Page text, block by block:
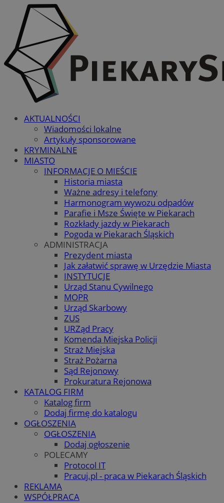
AKTUALNOŚCI
Wiadomości lokalne
Artykuły sponsorowane
KRYMINALNE
MIASTO
INFORMACJE O MIEŚCIE
Historia miasta
Ważne adresy i telefony
Harmonogram wywozu odpadów
Parafie i Msze Święte w Piekarach
Rozkłady jazdy w Piekarach
Pogoda w Piekarach Śląskich
ADMINISTRACJA
Prezydent miasta
Jak załatwić sprawę w Urzędzie Miasta
INSTYTUCJE
Urząd Stanu Cywilnego
MOPR
Urząd Skarbowy
ZUS
URZąd Pracy
Komenda Miejska Policji
Straż Miejska
Straż Pożarna
Sąd Rejonowy
Prokuratura Rejonowa
KATALOG FIRM
Katalog firm
Dodaj firmę do katalogu
OGŁOSZENIA
OGŁOSZENIA
Dodaj ogłoszenie
POLECAMY
Protocol IT
Pracuj.pl - praca w Piekarach Śląskich
REKLAMA
WSPÓŁPRACA